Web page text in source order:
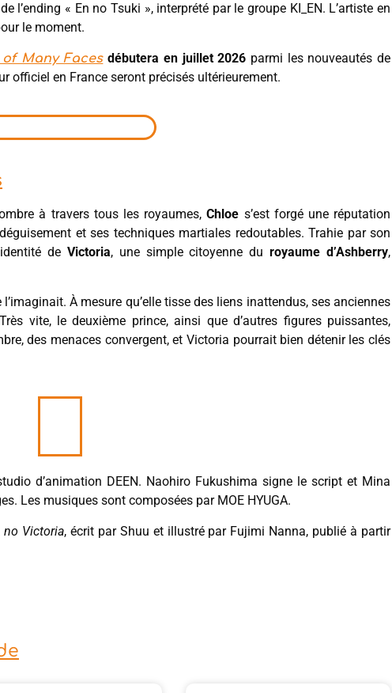
l’ending « En no Tsuki », interprété par le groupe KI_EN. L’artiste en
le moment.
Many Facesdébutera en juillet 2026 parmi les nouveautés de
officiel en France seront précisés ultérieurement.
à travers tous les royaumes,Chloe s’est forgé une réputation
et ses techniques martiales redoutables. Trahie par son
de Victoria, une simple citoyenne duroyaume d’Ashberry,
À mesure qu’elle tisse des liens inattendus, ses anciennes
vite, le deuxième prince, ainsi que d’autres figures puissantes,
des menaces convergent, et Victoria pourrait bien détenir les clés
d’animation DEEN. Naohiro Fukushima signe le script et Mina
Les musiques sont composées par MOE HYUGA.
no Victoria, écrit par Shuu et illustré par Fujimi Nanna, publié à partir